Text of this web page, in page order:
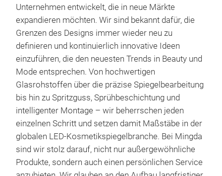
Unternehmen entwickelt, die in neue Märkte
expandieren möchten. Wir sind bekannt dafür, die
Grenzen des Designs immer wieder neu zu
definieren und kontinuierlich innovative Ideen
einzuführen, die den neuesten Trends in Beauty und
Mode entsprechen. Von hochwertigen
Glasrohstoffen über die präzise Spiegelbearbeitung
bis hin zu Spritzguss, Sprühbeschichtung und
intelligenter Montage – wir beherrschen jeden
einzelnen Schritt und setzen damit Maßstäbe in der
globalen LED-Kosmetikspiegelbranche. Bei Mingda
sind wir stolz darauf, nicht nur außergewöhnliche
Produkte, sondern auch einen persönlichen Service